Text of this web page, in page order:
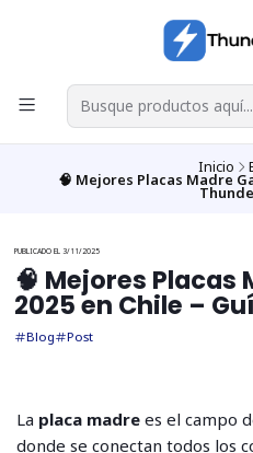
Inicio
🧠 Mejores Placas Madre
PUBLICADO EL 3/11/2025
🧠 Mejores Placas
2025 en Chile –
Blog Post
La placa madre es el campo
donde se conectan todos los